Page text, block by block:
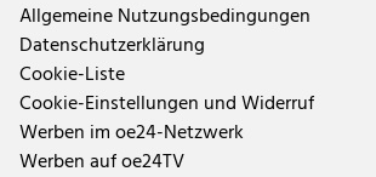
Allgemeine Nutzungsbedingungen
Datenschutzerklärung
Cookie-Liste
Cookie-Einstellungen und Widerruf
Werben im oe24-Netzwerk
Werben auf oe24TV